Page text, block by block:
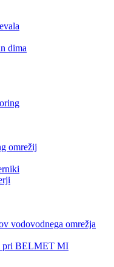
dima
omrežij
vodovodnega omrežja
pri BELMET MI